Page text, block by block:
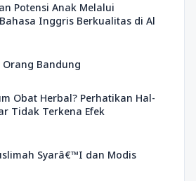
Potensi Anak Melalui
Inggris Berkualitas di Al
Orang Bandung
Obat Herbal? Perhatikan Hal-
Tidak Terkena Efek
Syarâ€™I dan Modis